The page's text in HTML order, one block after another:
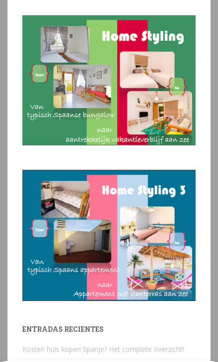
ENTRADAS RECIENTES
Kosten huis kopen Spanje? Het complete overzicht!